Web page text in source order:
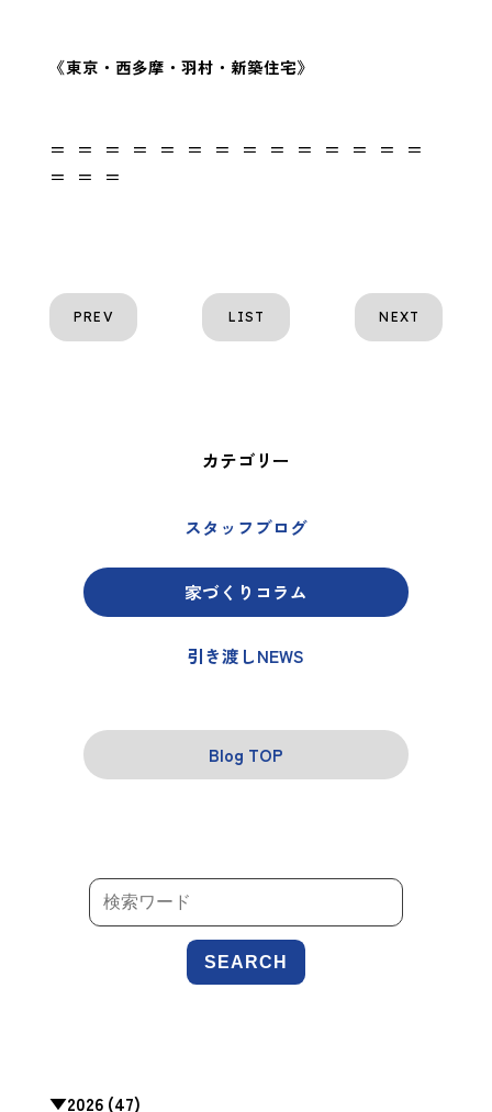
《東京・西多摩・羽村・新築住宅》
＝ ＝ ＝ ＝ ＝ ＝ ＝ ＝ ＝ ＝ ＝ ＝ ＝ ＝
＝ ＝ ＝
PREV LIST NEXT
カテゴリー
スタッフブログ
家づくりコラム
引き渡しNEWS
Blog TOP
SEARCH
▼2026 (47)